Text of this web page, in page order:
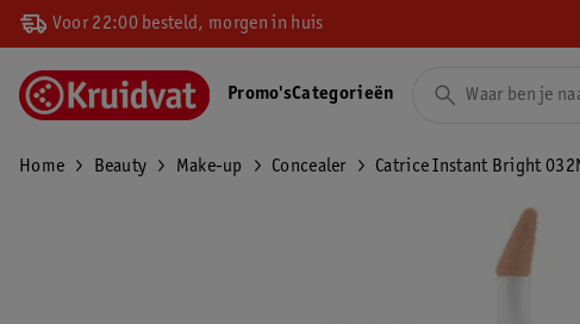
Voor 22:00 besteld, morgen in huis
Promo'sCategorieën
Home Beauty Make-up Concealer Catrice Instant Bright